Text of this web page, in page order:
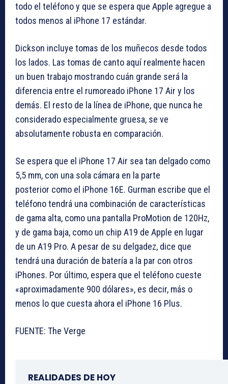
todo el teléfono y que se espera que Apple agregue a
todos menos al iPhone 17 estándar.
Dickson incluye tomas de los muñecos desde todos
los lados. Las tomas de canto aquí realmente hacen
un buen trabajo mostrando cuán grande será la
diferencia entre el rumoreado iPhone 17 Air y los
demás. El resto de la línea de iPhone, que nunca he
considerado especialmente gruesa, se ve
absolutamente robusta en comparación.
Se espera que el iPhone 17 Air sea tan delgado como
5,5 mm, con una sola cámara en la parte
posterior como el iPhone 16E. Gurman escribe que el
teléfono tendrá una combinación de características
de gama alta, como una pantalla ProMotion de 120Hz,
y de gama baja, como un chip A19 de Apple en lugar
de un A19 Pro. A pesar de su delgadez, dice que
tendrá una duración de batería a la par con otros
iPhones. Por último, espera que el teléfono cueste
«aproximadamente 900 dólares», es decir, más o
menos lo que cuesta ahora el iPhone 16 Plus.
FUENTE: The Verge
REALIDADES DE HOY